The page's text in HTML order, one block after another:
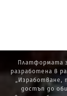
Платформата
разработена в
„Изработване,
достъп до